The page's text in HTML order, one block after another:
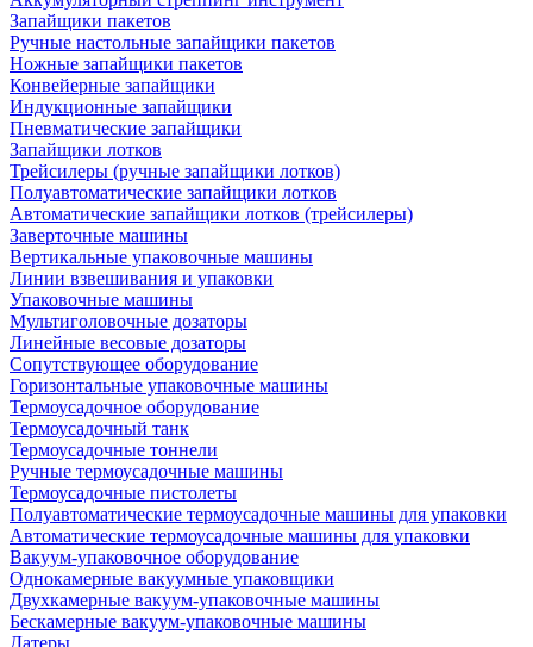
Запайщики пакетов
Ручные настольные запайщики пакетов
Ножные запайщики пакетов
Конвейерные запайщики
Индукционные запайщики
Пневматические запайщики
Запайщики лотков
Трейсилеры (ручные запайщики лотков)
Полуавтоматические запайщики лотков
Автоматические запайщики лотков (трейсилеры)
Заверточные машины
Вертикальные упаковочные машины
Линии взвешивания и упаковки
Упаковочные машины
Мультиголовочные дозаторы
Линейные весовые дозаторы
Сопутствующее оборудование
Горизонтальные упаковочные машины
Термоусадочное оборудование
Термоусадочный танк
Термоусадочные тоннели
Ручные термоусадочные машины
Термоусадочные пистолеты
Полуавтоматические термоусадочные машины для упаковки
Автоматические термоусадочные машины для упаковки
Вакуум-упаковочное оборудование
Однокамерные вакуумные упаковщики
Двухкамерные вакуум-упаковочные машины
Бескамерные вакуум-упаковочные машины
Датеры